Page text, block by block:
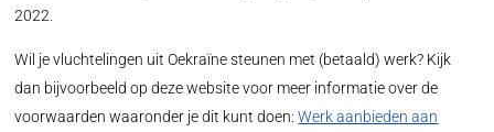
2022.
Wil je vluchtelingen uit Oekraïne steunen met (betaald) werk? Kijk
dan bijvoorbeeld op deze website voor meer informatie over de
voorwaarden waaronder je dit kunt doen:Werk aanbieden aan